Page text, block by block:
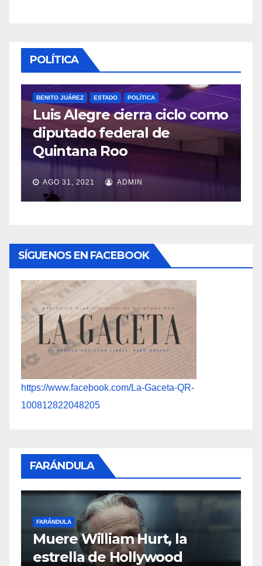
POLÍTICA
BENITO JUÁREZ ESTADO POLÍTICA
Luis Alegre cierra ciclo como
diputado federal de
Quintana Roo
AGO 31, 2021 ADMIN
SÍGUENOS EN FACEBOOK
https://www.facebook.com/La-Gaceta-QR-
100812822048205
FARÁNDULA
FARÁNDULA
Muere William Hurt, la
estrella de Hollywood